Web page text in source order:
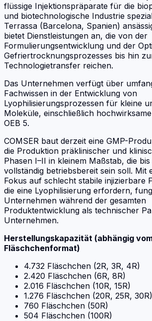
flüssige Injektionspräparate für die
und biotechnologische Industrie
Terrassa (Barcelona, Spanien)
bietet Dienstleistungen an, die von der
Formulierungsentwicklung und der
Gefriertrocknungsprozesses bis hin
Technologietransfer reichen.
Das Unternehmen verfügt über
Fachwissen in der Entwicklung von
Lyophilisierungsprozessen für kleine
Moleküle, einschließlich
OEB 5.
COMSER baut derzeit eine GMP-
die Produktion präklinischer und
Phasen I–II in kleinem Maßstab, die
vollständig betriebsbereit sein soll. Mit
Fokus auf schlecht stabile injizierbare
die eine Lyophilisierung erfordern,
Unternehmen während der gesamten
Produktentwicklung als technischer
Unternehmen.
Herstellungskapazität (abhängig
Fläschchenformat)
4.732 Fläschchen (2R, 3R, 4R)
2.420 Fläschchen (6R, 8R)
2.016 Fläschchen (10R, 15R)
1.276 Fläschchen (20R, 25R, 30R)
760 Fläschchen (50R)
504 Fläschchen (100R)